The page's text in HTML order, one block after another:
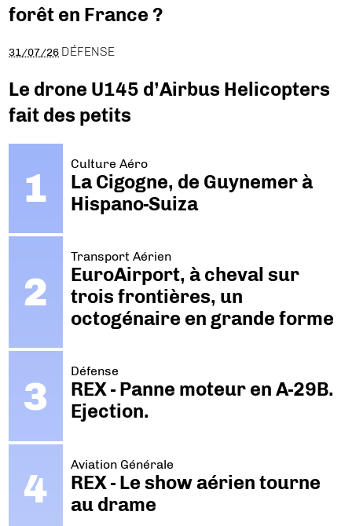
forêt en France ?
31/07/26 DÉFENSE
Le drone U145 d’Airbus Helicopters
fait des petits
Culture Aéro
La Cigogne, de Guynemer à
Hispano-Suiza
Transport Aérien
EuroAirport, à cheval sur
trois frontières, un
octogénaire en grande forme
Défense
REX - Panne moteur en A-29B.
Ejection.
Aviation Générale
REX - Le show aérien tourne
au drame